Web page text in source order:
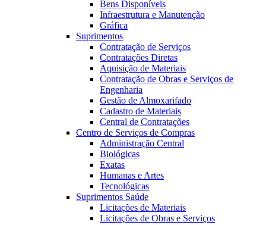
Bens Disponíveis
Infraestrutura e Manutenção
Gráfica
Suprimentos
Contratação de Serviços
Contratações Diretas
Aquisição de Materiais
Contratação de Obras e Serviços de
Engenharia
Gestão de Almoxarifado
Cadastro de Materiais
Central de Contratações
Centro de Serviços de Compras
Administração Central
Biológicas
Exatas
Humanas e Artes
Tecnológicas
Suprimentos Saúde
Licitações de Materiais
Licitações de Obras e Serviços